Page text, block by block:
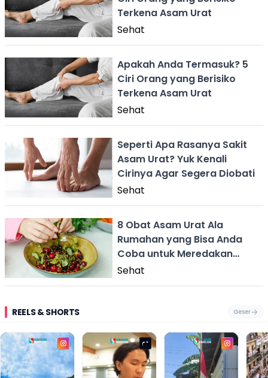
Terkena Asam Urat
Sehat
Apakah Anda Termasuk? 5
Ciri Orang yang Berisiko
Terkena Asam Urat
Sehat
Seperti Apa Rasanya Sakit
Asam Urat? Yuk Kenali
Cirinya Agar Segera Diobati
Sehat
8 Obat Asam Urat Ala
Rumahan yang Bisa Anda
Coba untuk Meredakan
Sakitnya
Sehat
REELS & SHORTS Geser